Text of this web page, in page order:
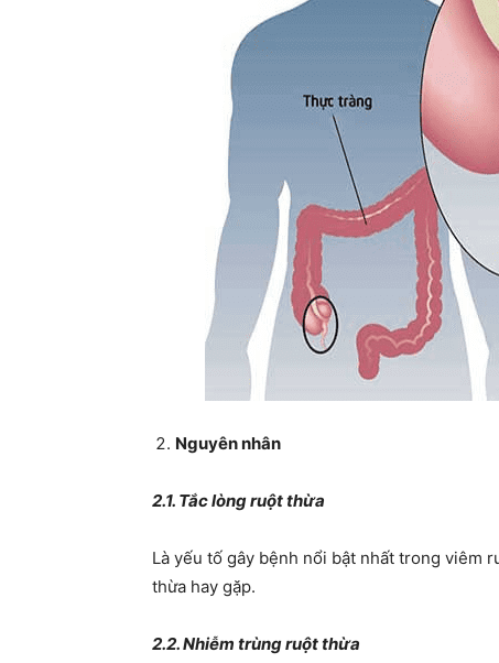
Nguyên nhân
2.1. Tắc lòng ruột thừa
Là yếu tố gây bệnh nổi bật nhất trong viêm
thừa hay gặp.
2.2. Nhiễm trùng ruột thừa